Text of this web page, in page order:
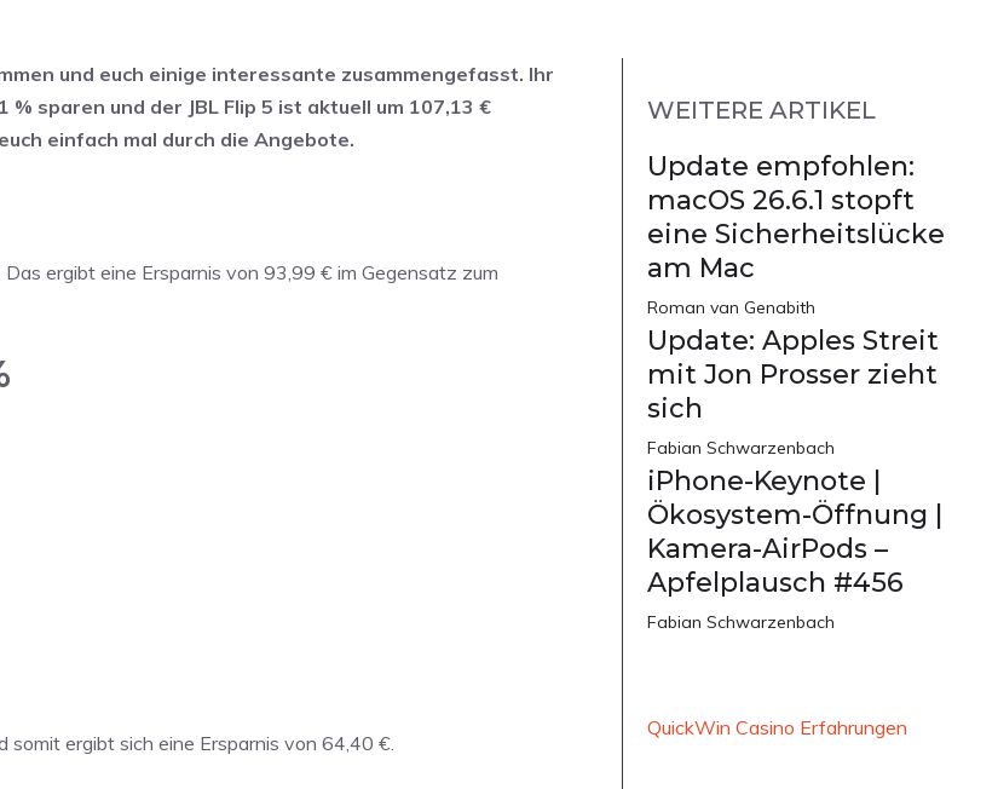
und euch einige interessante zusammengefasst. Ihr
sparen und der JBL Flip 5 ist aktuell um 107,13 €
einfach mal durch die Angebote.
ergibt eine Ersparnis von 93,99 € im Gegensatz zum
somit ergibt sich eine Ersparnis von 64,40 €.
WEITERE ARTIKEL
Update empfohlen:
macOS 26.6.1 stopft
eine Sicherheitslücke
am Mac
Roman van Genabith
Update: Apples Streit
mit Jon Prosser zieht
sich
Fabian Schwarzenbach
iPhone-Keynote |
Ökosystem-Öffnung |
Kamera-AirPods –
Apfelplausch #456
Fabian Schwarzenbach
QuickWin Casino Erfahrungen